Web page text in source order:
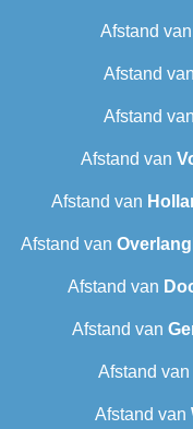
Afstand van
Afstand van
Afstand van
Afstand van
Afstand van
Afstand van
Afstand van
Afstand van
Afstand van
Afstand van